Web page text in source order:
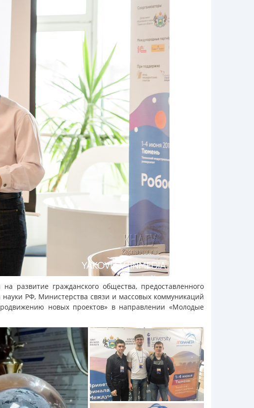
развитие гражданского общества, предоставленного
РФ, Министерства связи и массовых коммуникаций
новых проектов» в направлении «Молодые